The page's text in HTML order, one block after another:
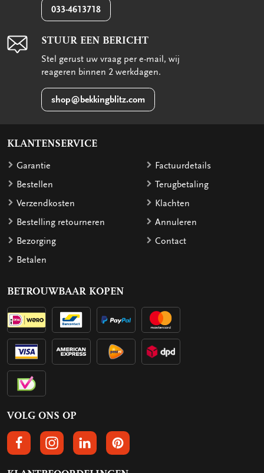
033-4613718
STUUR EEN BERICHT
Stel gerust uw vraag per e-mail, wij
reageren binnen 2 werkdagen.
shop@bekkingblitz.com
KLANTENSERVICE
Garantie
Bestellen
Verzendkosten
Bestelling retourneren
Bezorging
Betalen
Factuurdetails
Terugbetaling
Klachten
Annuleren
Contact
BETROUWBAAR KOPEN
VOLG ONS OP
VOLGS ONS OP FACEBOOK
VOLG ONS OP INSTAGRAM
VOLG ONS OP LINKEDIN
VOLG ONS OP PINTEREST